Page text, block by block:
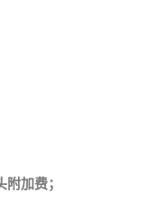
加费；